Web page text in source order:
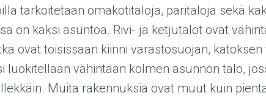
tarkoitetaan omakotitaloja, paritaloja sekä
on kaksi asuntoa. Rivi- ja ketjutalot ovat
ovat toisissaan kiinni varastosuojan,
luokitellaan vähintään kolmen asunnon talo,
Muita rakennuksia ovat muut kuin